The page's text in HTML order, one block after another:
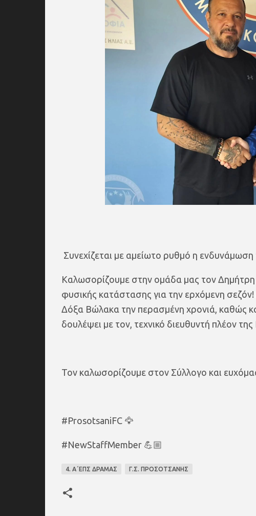
Συνεχίζεται με αμείωτο ρυθμό η
Καλωσορίζουμε στην ομάδα μας τον
φυσικής κατάστασης για την ερχόμενη
Δόξα Βώλακα την περασμένη χρονιά, καθώς
δουλέψει με τον, τεχνικό διευθυντή πλέον
Τον καλωσορίζουμε στον Σύλλογο και
#ProsotsaniFC 🦅
#NewStaffMember 💪🏼
4. Α΄ΕΠΣ ΔΡΑΜΑΣ Γ.Σ. ΠΡΟΣΟΤΣΑΝΗΣ